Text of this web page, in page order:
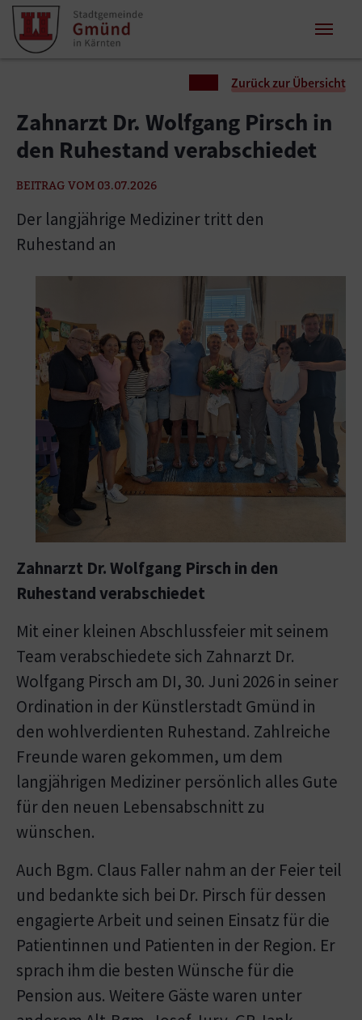
Zum Inhalt springen
Zum Seitenende springen
Zurück zur Übersicht
Zahnarzt Dr. Wolfgang Pirsch in
den Ruhestand verabschiedet
BEITRAG VOM 03.07.2026
Der langjährige Mediziner tritt den
Ruhestand an
Zahnarzt Dr. Wolfgang Pirsch in den
Ruhestand verabschiedet
Mit einer kleinen Abschlussfeier mit seinem
Team verabschiedete sich Zahnarzt Dr.
Wolfgang Pirsch am DI, 30. Juni 2026 in seiner
Ordination in der Künstlerstadt Gmünd in
den wohlverdienten Ruhestand. Zahlreiche
Freunde waren gekommen, um dem
langjährigen Mediziner persönlich alles Gute
für den neuen Lebensabschnitt zu
wünschen.
Auch Bgm. Claus Faller nahm an der Feier teil
und bedankte sich bei Dr. Pirsch für dessen
engagierte Arbeit und seinen Einsatz für die
Patientinnen und Patienten in der Region. Er
sprach ihm die besten Wünsche für die
Pension aus. Weitere Gäste waren unter